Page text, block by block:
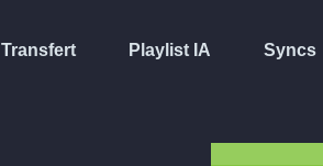
Transfert Playlist IA Syncs